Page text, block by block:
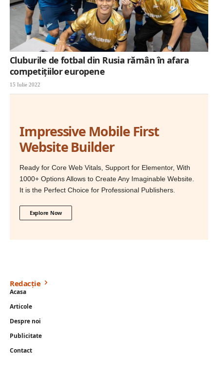
Cluburile de fotbal din Rusia rămân în afara
competițiilor europene
15 Iulie 2022
Impressive Mobile First
Website Builder
Ready for Core Web Vitals, Support for Elementor, With
1000+ Options Allows to Create Any Imaginable Website.
It is the Perfect Choice for Professional Publishers.
Explore Now
Redacție
Acasa
Articole
Despre noi
Publicitate
Contact